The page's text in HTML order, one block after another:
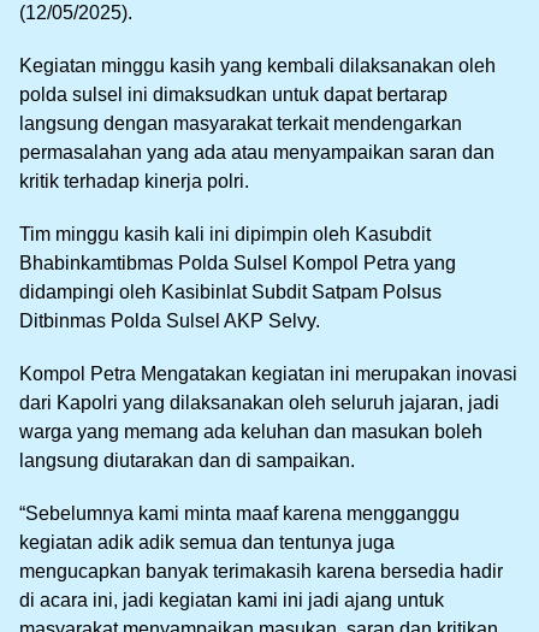
(12/05/2025).
Kegiatan minggu kasih yang kembali dilaksanakan oleh
polda sulsel ini dimaksudkan untuk dapat bertarap
langsung dengan masyarakat terkait mendengarkan
permasalahan yang ada atau menyampaikan saran dan
kritik terhadap kinerja polri.
Tim minggu kasih kali ini dipimpin oleh Kasubdit
Bhabinkamtibmas Polda Sulsel Kompol Petra yang
didampingi oleh Kasibinlat Subdit Satpam Polsus
Ditbinmas Polda Sulsel AKP Selvy.
Kompol Petra Mengatakan kegiatan ini merupakan inovasi
dari Kapolri yang dilaksanakan oleh seluruh jajaran, jadi
warga yang memang ada keluhan dan masukan boleh
langsung diutarakan dan di sampaikan.
“Sebelumnya kami minta maaf karena mengganggu
kegiatan adik adik semua dan tentunya juga
mengucapkan banyak terimakasih karena bersedia hadir
di acara ini, jadi kegiatan kami ini jadi ajang untuk